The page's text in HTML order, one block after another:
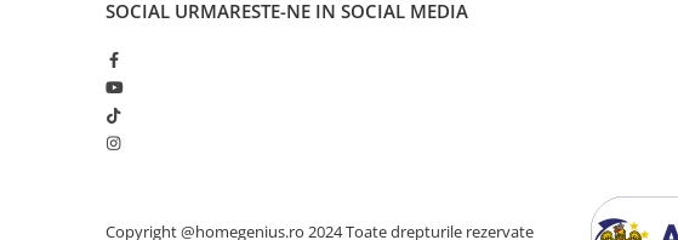
SOCIAL URMARESTE-NE IN SOCIAL MEDIA
Copyright @homegenius.ro 2024 Toate drepturile rezervate